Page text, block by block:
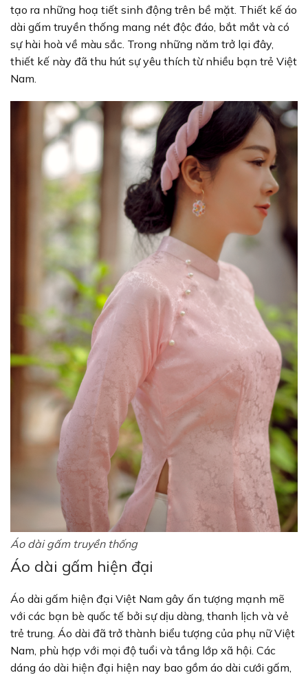
tạo ra những hoạ tiết sinh động trên bề mặt. Thiết kế áo
dài gấm truyền thống mang nét độc đáo, bắt mắt và có
sự hài hoà về màu sắc. Trong những năm trở lại đây,
thiết kế này đã thu hút sự yêu thích từ nhiều bạn trẻ Việt
Nam.
Áo dài gấm truyền thống
Áo dài gấm hiện đại
Áo dài gấm hiện đại Việt Nam gây ấn tượng mạnh mẽ
với các bạn bè quốc tế bởi sự dịu dàng, thanh lịch và vẻ
trẻ trung. Áo dài đã trở thành biểu tượng của phụ nữ Việt
Nam, phù hợp với mọi độ tuổi và tầng lớp xã hội. Các
dáng áo dài hiện đại hiện nay bao gồm áo dài cưới gấm,